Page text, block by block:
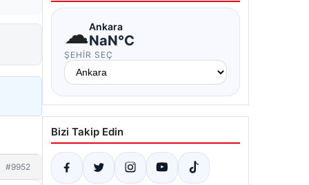
#9952
☁Ankara
NaN°C
ŞEHIR SEÇ
Bizi Takip Edin